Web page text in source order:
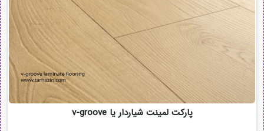
پارکت لمینت شیاردار یا v-groove